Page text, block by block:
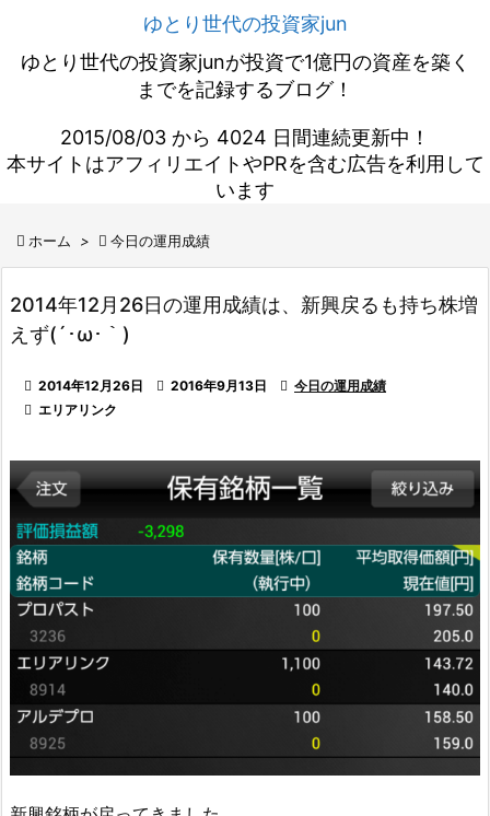
ゆとり世代の投資家jun
ゆとり世代の投資家junが投資で1億円の資産を築く
までを記録するブログ！
2015/08/03 から 4024 日間連続更新中！
本サイトはアフィリエイトやPRを含む広告を利用して
います
 ホーム >  今日の運用成績
2014年12月26日の運用成績は、新興戻るも持ち株増
えず(´･ω･｀)
 2014年12月26日  2016年9月13日  今日の運用成績
 エリアリンク